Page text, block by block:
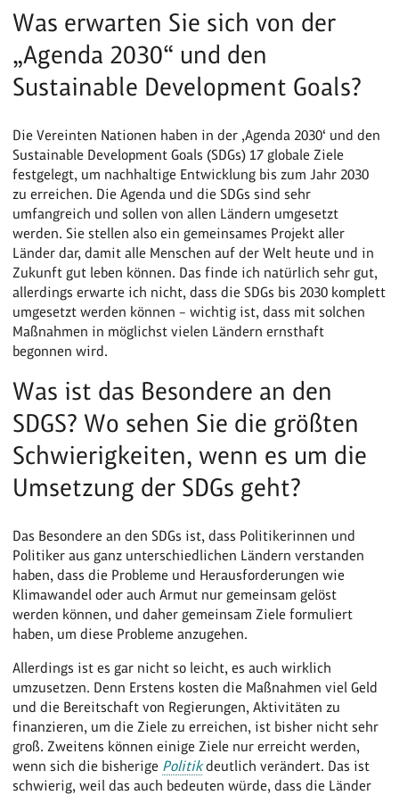
Was erwarten Sie sich von der
„Agenda 2030“ und den
Sustainable Development Goals?
Die Vereinten Nationen haben in der ‚Agenda 2030‘ und den
Sustainable Development Goals (SDGs) 17 globale Ziele
festgelegt, um nachhaltige Entwicklung bis zum Jahr 2030
zu erreichen. Die Agenda und die SDGs sind sehr
umfangreich und sollen von allen Ländern umgesetzt
werden. Sie stellen also ein gemeinsames Projekt aller
Länder dar, damit alle Menschen auf der Welt heute und in
Zukunft gut leben können. Das finde ich natürlich sehr gut,
allerdings erwarte ich nicht, dass die SDGs bis 2030 komplett
umgesetzt werden können – wichtig ist, dass mit solchen
Maßnahmen in möglichst vielen Ländern ernsthaft
begonnen wird.
Was ist das Besondere an den
SDGS? Wo sehen Sie die größten
Schwierigkeiten, wenn es um die
Umsetzung der SDGs geht?
Das Besondere an den SDGs ist, dass Politikerinnen und
Politiker aus ganz unterschiedlichen Ländern verstanden
haben, dass die Probleme und Herausforderungen wie
Klimawandel oder auch Armut nur gemeinsam gelöst
werden können, und daher gemeinsam Ziele formuliert
haben, um diese Probleme anzugehen.
Allerdings ist es gar nicht so leicht, es auch wirklich
umzusetzen. Denn Erstens kosten die Maßnahmen viel Geld
und die Bereitschaft von Regierungen, Aktivitäten zu
finanzieren, um die Ziele zu erreichen, ist bisher nicht sehr
groß. Zweitens können einige Ziele nur erreicht werden,
wenn sich die bisherige Politikdeutlich verändert. Das ist
schwierig, weil das auch bedeuten würde, dass die Länder